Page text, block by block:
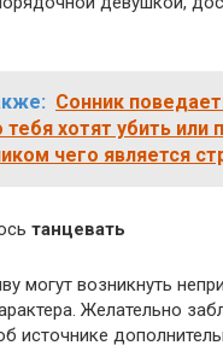
Сонник
тебя хотят убить или
чего является
танцевать
могут возникнуть
Желательно
источнике